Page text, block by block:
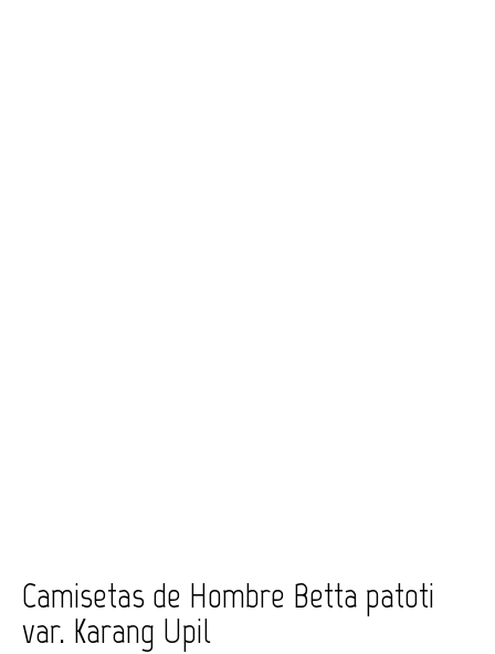
Camisetas de Hombre Betta patoti
var. Karang Upil